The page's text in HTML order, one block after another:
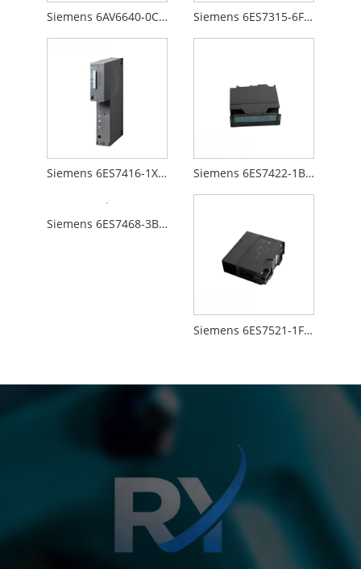
Siemens 6AV6640-0CA01-0AX0 Siemens 6ES7315-6FF00-0AB0
Siemens 6ES7416-1XJ01-0AB0 Siemens 6ES7422-1BL00-0AA0
Siemens 6ES7468-3BB50-0AA0
Siemens 6ES7521-1FH00-0AA0